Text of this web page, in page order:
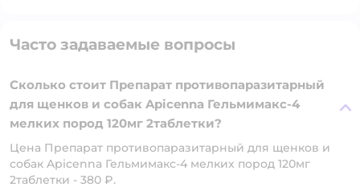
Часто задаваемые вопросы
Сколько стоит Препарат противопаразитарный
для щенков и собак Apicenna Гельмимакс-4
мелких пород 120мг 2таблетки?
Цена Препарат противопаразитарный для щенков и
собак Apicenna Гельмимакс-4 мелких пород 120мг
2таблетки - 380 ₽.